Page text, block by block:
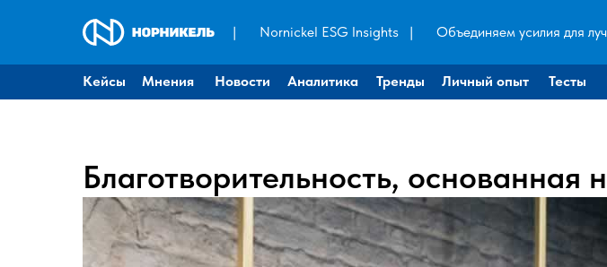
Nornickel ESG Insights
| | Объединяем усилия для
Новости
Мнения Аналитика Тренды
Кейсы Личный опыт Тесты
Благотворительность, основанная